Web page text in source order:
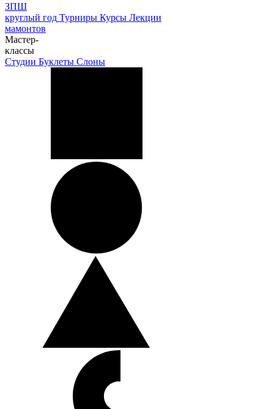
ЗПШ
круглый год Турниры Курсы Лекции
мамонтов
Мастер-
классы
Студии Буклеты Слоны